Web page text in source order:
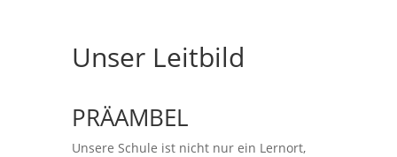
Unser Leitbild
PRÄAMBEL
Unsere Schule ist nicht nur ein Lernort,